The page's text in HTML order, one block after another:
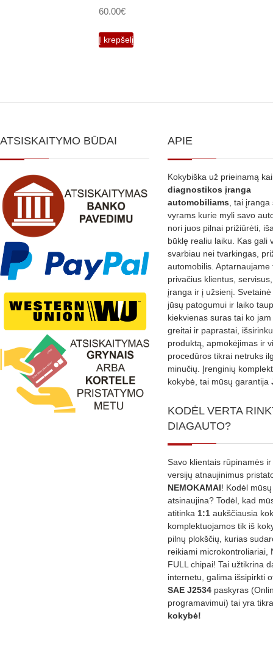
60.00€
Į krepšelį
ATSISKAITYMO BŪDAI APIE
Kokybiška už prieinamą
diagnostikos įranga
automobiliams, tai įranga
vyrams kurie myli savo
nori juos pilnai prižiūrėti,
būklę realiu laiku. Kas gali
svarbiau nei tvarkingas,
automobilis. Aptarnaujame
privačius klientus,
įranga ir į užsienį.
jūsų patogumui ir laiko
kiekvienas suras tai ko
greitai ir paprastai,
produktą, apmokėjimas ir
procedūros tikrai netruks
minučių. Įrenginių
kokybė, tai mūsų garantija
KODĖL VERTA
DIAGAUTO?
Savo klientais rūpinamės
versijų atnaujinimus
NEMOKAMAI! Kodėl
atsinaujina? Todėl, kad
atitinka 1:1 aukščiausia
komplektuojamos tik iš
pilnų plokščių, kurias
reikiami microkontroliariai,
FULL chipai! Tai užtikrina
internetu, galima išsipirkti
SAE J2534 paskyras
programavimui) tai yra
kokybė!